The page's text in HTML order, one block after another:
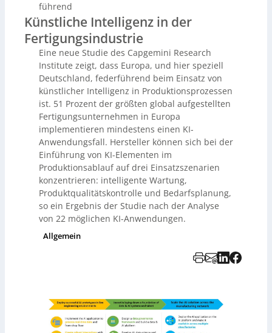
führend
Künstliche Intelligenz in der
Fertigungsindustrie
Eine neue Studie des Capgemini Research
Institute zeigt, dass Europa, und hier speziell
Deutschland, federführend beim Einsatz von
künstlicher Intelligenz in Produktionsprozessen
ist. 51 Prozent der größten global aufgestellten
Fertigungsunternehmen in Europa
implementieren mindestens einen KI-
Anwendungsfall. Hersteller können sich bei der
Einführung von KI-Elementen im
Produktionsablauf auf drei Einsatzszenarien
konzentrieren: intelligente Wartung,
Produktqualitätskontrolle und Bedarfsplanung,
so ein Ergebnis der Studie nach der Analyse
von 22 möglichen KI-Anwendungen.
Allgemein